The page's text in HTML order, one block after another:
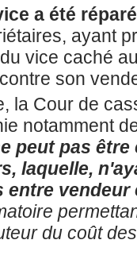
a été
ayant
vice caché
son
la Cour de
notamment
peut pas être
laquelle,
vendeur
du coût